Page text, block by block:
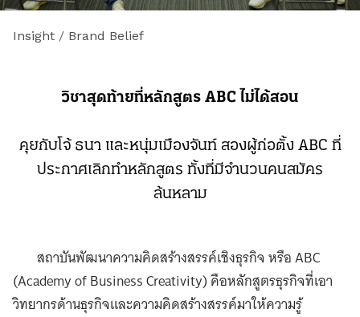
Insight / Brand Belief
วิชาสุดท้ายที่หลักสูตร ABC ไม่ได้สอน
คุยกับโจ้ ธนา และหนุ่มเมืองจันท์ สองผู้ก่อตั้ง ABC ที่
ประกาศเลิกทำหลักสูตร ทั้งที่มีจำนวนคนสมัคร
ล้นหลาม
สถาบันพัฒนาความคิดสร้างสรรค์เชิงธุรกิจ หรือ ABC
(Academy of Business Creativity) คือหลักสูตรธุรกิจที่เอา
วิทยากรด้านธุรกิจและความคิดสร้างสรรค์มาให้ความรู้